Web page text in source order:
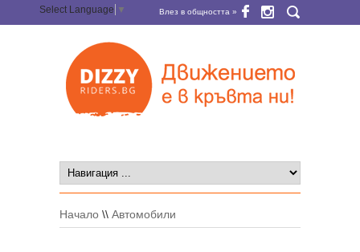
Select Language ▼ Влез в общността »
Начало \\ Автомобили